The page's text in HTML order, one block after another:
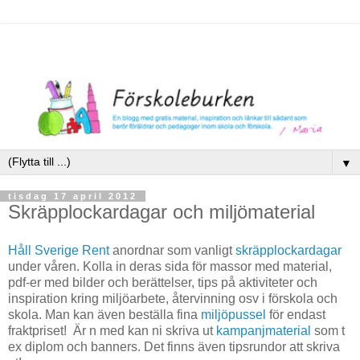
▼
tisdag 17 april 2012
Skräpplockardagar och miljömaterial
Håll Sverige Rentanordnar som vanligtskräpplockardagar
under våren. Kolla in deras sida för massor med material,
pdf-er med bilder och berättelser, tips på aktiviteter och
inspiration kring miljöarbete, återvinning osv i förskola och
skola. Man kan även beställa fina miljöpussel för endast
fraktpriset! Är n med kan ni skriva ut kampanjmaterial som t
ex diplom och banners. Det finns även tipsrundor att skriva